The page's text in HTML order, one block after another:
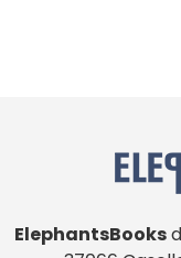
ElephantsBooks